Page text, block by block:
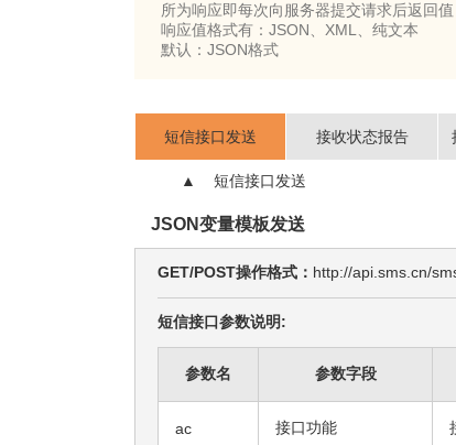
所为响应即每次向服务器提交请求后返回值
响应值格式有：JSON、XML、纯文本
默认：JSON格式
短信接口发送 接收状态报告
  ▲    短信接口发送
JSON变量模板发送
GET/POST操作格式： http://api.sms.cn/
短信接口参数说明:
参数名 参数字段
ac 接口功能